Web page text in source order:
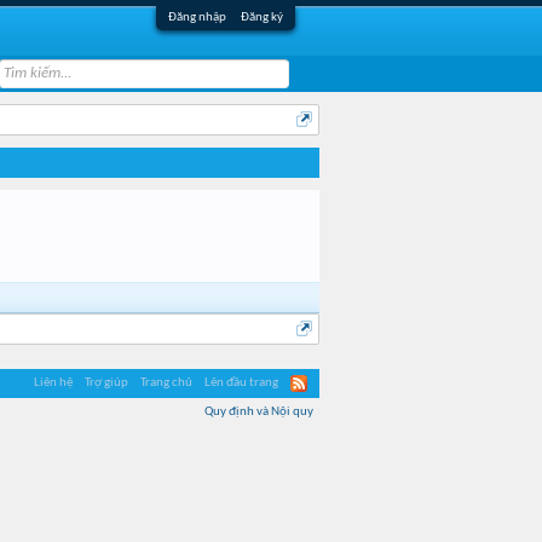
Đăng nhập Đăng ký
Liên hệ Trợ giúp Trang chủ Lên đầu trang
Quy định và Nội quy